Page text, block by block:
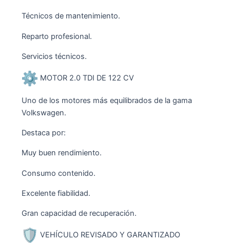
Técnicos de mantenimiento.
Reparto profesional.
Servicios técnicos.
MOTOR 2.0 TDI DE 122 CV
Uno de los motores más equilibrados de la gama
Volkswagen.
Destaca por:
Muy buen rendimiento.
Consumo contenido.
Excelente fiabilidad.
Gran capacidad de recuperación.
VEHÍCULO REVISADO Y GARANTIZADO